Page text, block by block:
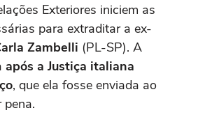
Exteriores iniciem as
para extraditar a ex-
Zambelli (PL-SP). A
após a Justiça italiana
, que ela fosse enviada ao